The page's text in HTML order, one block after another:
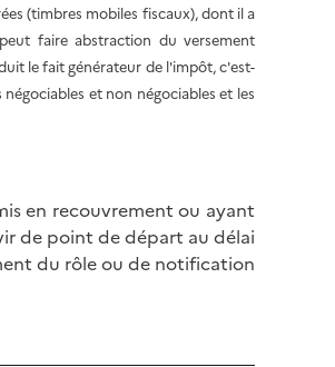
(timbres mobiles fiscaux), dont il a
faire abstraction du versement
le fait générateur de l'impôt, c'est-
et non négociables et les
en recouvrement ou ayant
de point de départ au délai
du rôle ou de notification